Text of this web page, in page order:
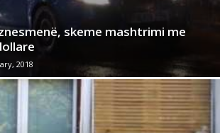
skeme mashtrimi me
2018